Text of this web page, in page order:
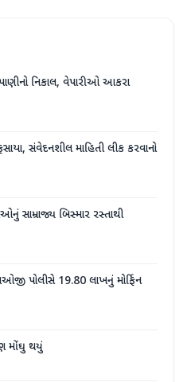
પાણીનો નિકાલ, વેપારીઓ આકરા
સંવેદનશીલ માહિતી લીક કરવાનો
સામ્રાજ્ય બિસ્માર રસ્તાથી
પોલીસે 19.80 લાખનું મોર્ફિન
મોંઘુ થયું